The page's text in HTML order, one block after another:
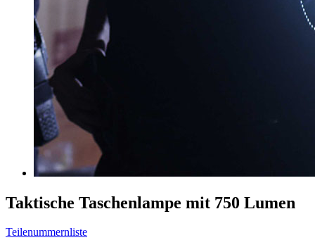
Taktische Taschenlampe mit 750 Lumen
Teilenummernliste